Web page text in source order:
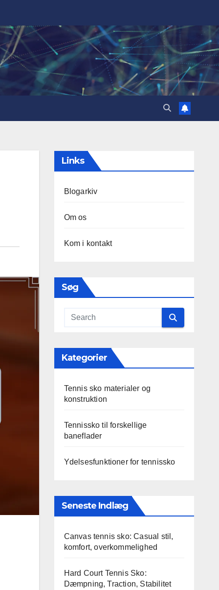
Links
Blogarkiv
Om os
Kom i kontakt
Søg
Kategorier
Tennis sko materialer og
konstruktion
Tennissko til forskellige
baneflader
Ydelsesfunktioner for tennissko
Seneste Indlæg
Canvas tennis sko: Casual stil,
komfort, overkommelighed
Hard Court Tennis Sko:
Dæmpning, Traction, Stabilitet